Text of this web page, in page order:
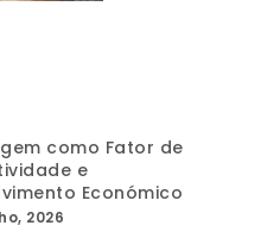
como Fator de
e
Económico
2026